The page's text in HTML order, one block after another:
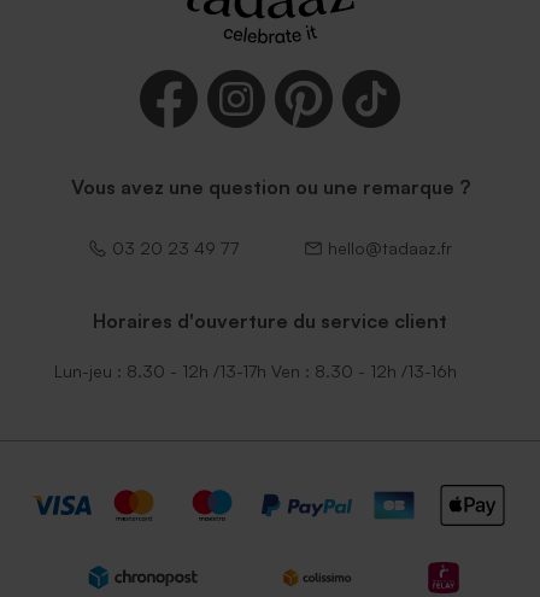
Vous avez une question ou une remarque ?
03 20 23 49 77 hello@tadaaz.fr
Horaires d'ouverture du service client
Lun-jeu : 8.30 - 12h /13-17h Ven : 8.30 - 12h /13-16h